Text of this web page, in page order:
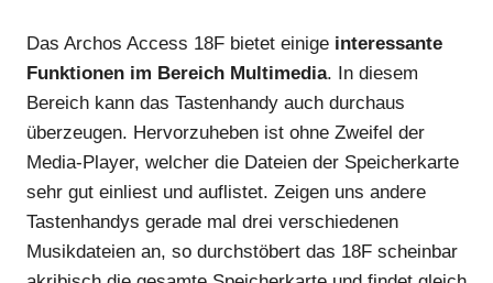
Das Archos Access 18F bietet einige interessante
Funktionen im Bereich Multimedia. In diesem
Bereich kann das Tastenhandy auch durchaus
überzeugen. Hervorzuheben ist ohne Zweifel der
Media-Player, welcher die Dateien der Speicherkarte
sehr gut einliest und auflistet. Zeigen uns andere
Tastenhandys gerade mal drei verschiedenen
Musikdateien an, so durchstöbert das 18F scheinbar